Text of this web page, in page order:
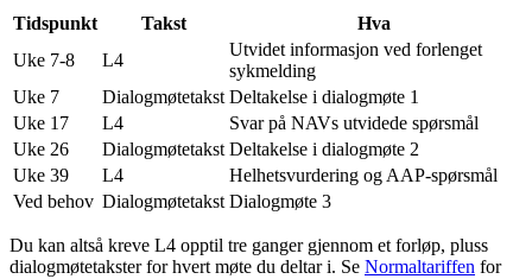
Tidspunkt Takst
Hva
Uke 7-8
L4
Utvidet informasjon ved forlenget
sykmelding
Uke 7
Dialogmøtetakst Deltakelse i dialogmøte 1
Uke 17
L4
Svar på NAVs utvidede spørsmål
Uke 26
Dialogmøtetakst Deltakelse i dialogmøte 2
Uke 39
L4
Helhetsvurdering og AAP-spørsmål
Ved behov Dialogmøtetakst Dialogmøte 3
Du kan altså kreve L4 opptil tre ganger gjennom et forløp, pluss
dialogmøtetakster for hvert møte du deltar i. Se Normaltariffen for